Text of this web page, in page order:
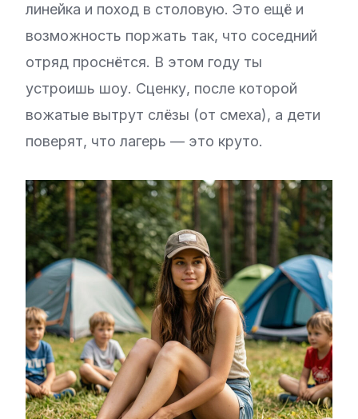
линейка и поход в столовую. Это ещё и
возможность поржать так, что соседний
отряд проснётся. В этом году ты
устроишь шоу. Сценку, после которой
вожатые вытрут слёзы (от смеха), а дети
поверят, что лагерь — это круто.